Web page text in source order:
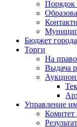
Порядок
Бюджет города
Торги
На
Выдача
Управление